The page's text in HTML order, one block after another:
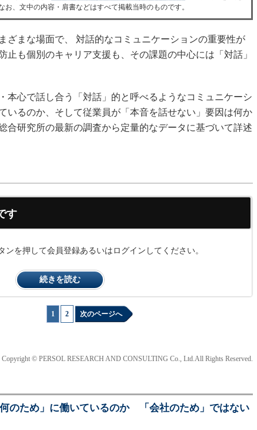
、文中の内容・肩書などはすべて掲載当時のものです。
まな場面で、 対話的なコミュニケーションの重要性が
止も個別のキャリア支援も、その課題の中心には「対話」
心で話し合う「対話」的と呼べるようなコミュニケーシ
いるのか、そして従業員が「本音を話せない」要因は何か
合研究所の最新の調査から定量的なデータに基づいて詳述
す
を押して会員登録あるいはログインしてください。
続きを読む
1 2 次のページへ
Copyright © PERSOL RESEARCH AND CONSULTING Co., Ltd.All Rights Reserved.
のため」に働いているのか 「会社のため」ではない